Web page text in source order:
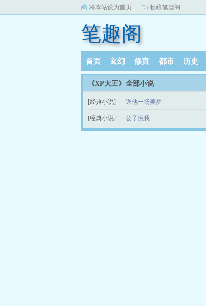
将本站设为首页 收藏笔趣阁
笔趣阁
首页 玄幻 修真 都市 历史
《XP大王》全部小说
[经典小说] 送他一场美梦
[经典小说] 公子悦我